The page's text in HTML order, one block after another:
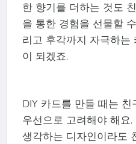
한 향기를 더하는 것도
을 통한 경험을 선물할
리고 후각까지 자극하는
이 되겠죠.
DIY 카드를 만들 때는
우선으로 고려해야 해요
생각하는 디자인이라도